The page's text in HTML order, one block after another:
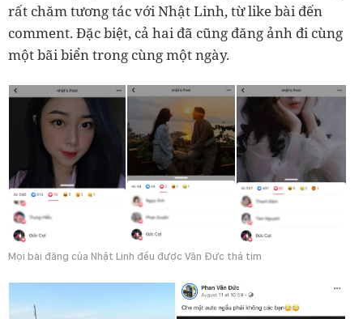
rất chăm tương tác với Nhật Linh, từ like bài đến
comment. Đặc biệt, cả hai đã cũng đăng ảnh đi cùng
một bãi biển trong cùng một ngày.
Mọi bài đăng của Nhật Linh đều được Văn Đức thả tim